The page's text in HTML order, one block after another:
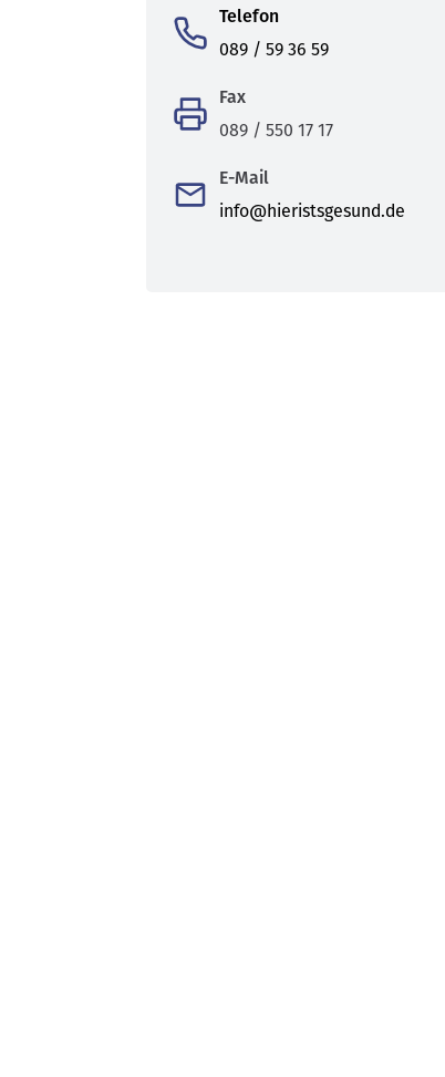
Telefon
089 / 59 36 59
Fax
089 / 550 17 17
E-Mail
info@hieristsgesund.de